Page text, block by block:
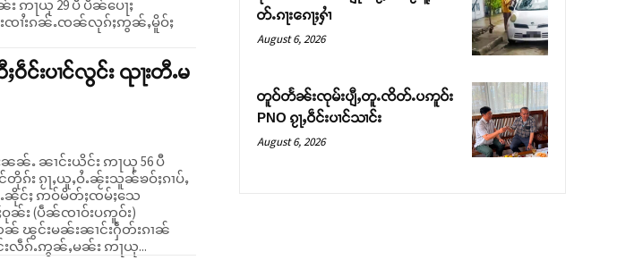
ဢႃယု 29 ပီ ပဵၼ်ပေႃႈ
းၸၢႆးၵၼ်ႉၸၼ်လုၵ်ႈဢွၼ်ႇမိူဝ်ႈ
င်းပၢင်လွင်း ၺႃးတီႉမ
ၼ်ႉ ၼၢင်းယိင်း ဢႃယု 56 ပီ
ၵ်း ၵႂႃႇယူႇဝႆႉၼႂ်းသူၼ်ၶဝ်ႈၵၢပ်ႇ
ႉၼိုင်ႈ ဢဝ်မိတ်ႈၸမ်ႈသေ
ၼ် ၽွင်းမၼ်းၼၢင်းႁဵတ်းၵၢၼ်
လဵၵ်ႉဢွၼ်ႇမၼ်း ဢႃယု...
တ်ႉၵႃးၵေႃႈႁၢႆ
August 6, 2026
တူဝ်တႅၼ်းၸုမ်းပျီႇတူႉၸိတ်ႉပဢူဝ်း
PNO ၵႂႃႇဝဵင်းပၢင်သၢင်း
August 6, 2026